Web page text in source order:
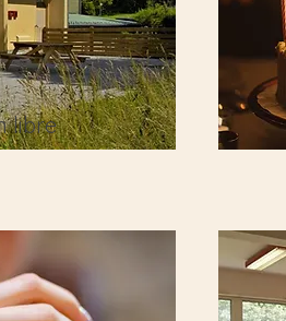
libre